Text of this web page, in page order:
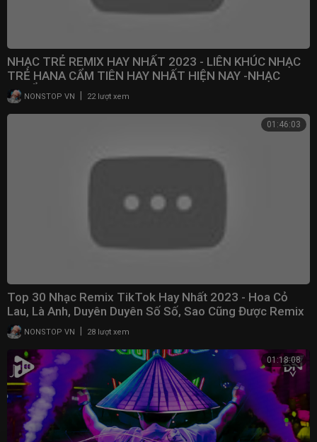
NHẠC TRẺ REMIX HAY NHẤT 2023 - LIÊN KHÚC NHẠC
TRẺ HANA CẨM TIÊN HAY NHẤT HIỆN NAY -NHẠC
TUYỂN CHỌN
NONSTOP VN 22 lượt xem
01:46:03
Top 30 Nhạc Remix TikTok Hay Nhất 2023 - Hoa Cỏ
Lau, Là Anh, Duyên Duyên Số Số, Sao Cũng Được Remix
NONSTOP VN 28 lượt xem
01:18:08